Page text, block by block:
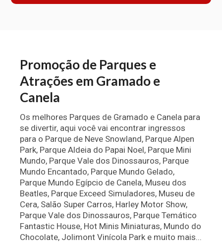
Promoção de Parques e
Atrações em Gramado e
Canela
Os melhores Parques de Gramado e Canela para
se divertir, aqui você vai encontrar ingressos
para o Parque de Neve Snowland, Parque Alpen
Park, Parque Aldeia do Papai Noel, Parque Mini
Mundo, Parque Vale dos Dinossauros, Parque
Mundo Encantado, Parque Mundo Gelado,
Parque Mundo Egípcio de Canela, Museu dos
Beatles, Parque Exceed Simuladores, Museu de
Cera, Salão Super Carros, Harley Motor Show,
Parque Vale dos Dinossauros, Parque Temático
Fantastic House, Hot Minis Miniaturas, Mundo do
Chocolate, Jolimont Vinícola Park e muito mais...